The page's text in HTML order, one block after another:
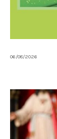
06/08/2026